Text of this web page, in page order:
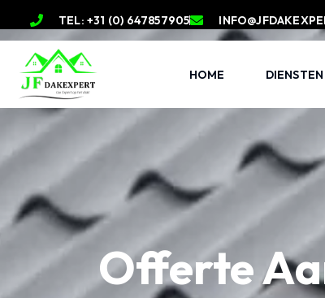
TEL: +31 (0) 647857905
HOME DIENSTEN
Offerte